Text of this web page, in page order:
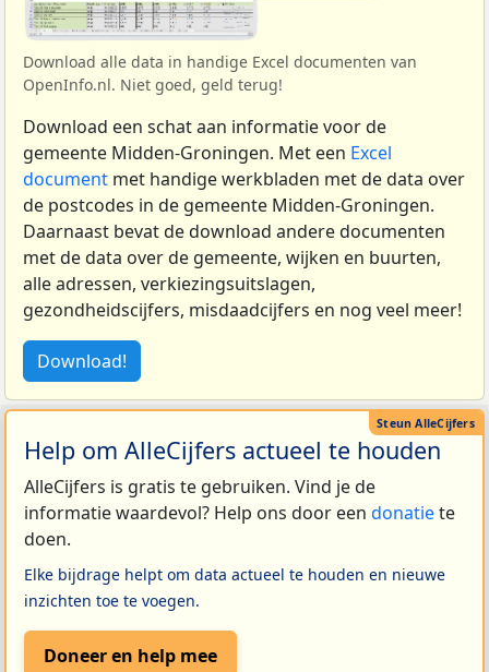
Download alle data in handige Excel documenten van
OpenInfo.nl. Niet goed, geld terug!
Download een schat aan informatie voor de
gemeente Midden-Groningen. Met een Excel
document met handige werkbladen met de data over
de postcodes in de gemeente Midden-Groningen.
Daarnaast bevat de download andere documenten
met de data over de gemeente, wijken en buurten,
alle adressen, verkiezingsuitslagen,
gezondheidscijfers, misdaadcijfers en nog veel meer!
Download!
Help om AlleCijfers actueel te houden
AlleCijfers is gratis te gebruiken. Vind je de
informatie waardevol? Help ons door een donatiete
doen.
Elke bijdrage helpt om data actueel te houden en nieuwe
inzichten toe te voegen.
Doneer en help mee